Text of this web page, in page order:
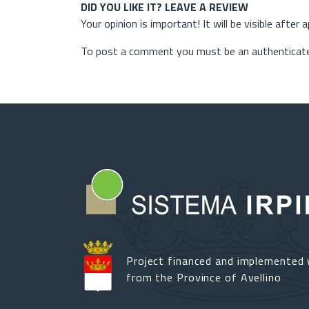
DID YOU LIKE IT? LEAVE A REVIEW
Your opinion is important! It will be visible after
To post a comment you must be an
Project financed and
from the Province of Avellino